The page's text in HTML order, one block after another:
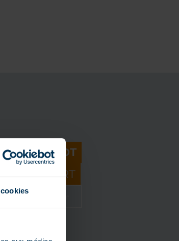
ANGEBOT
VOR ORT
herunter